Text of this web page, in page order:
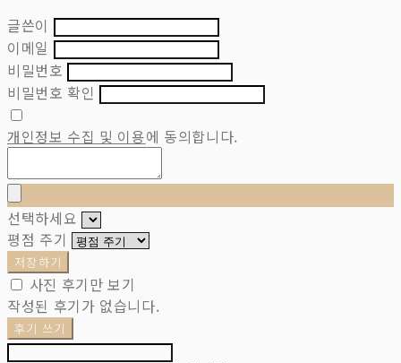
글쓴이
이메일
비밀번호
비밀번호 확인
개인정보 수집 및 이용에 동의합니다.
선택하세요
평점 주기
저장하기
사진 후기만 보기
작성된 후기가 없습니다.
후기 쓰기